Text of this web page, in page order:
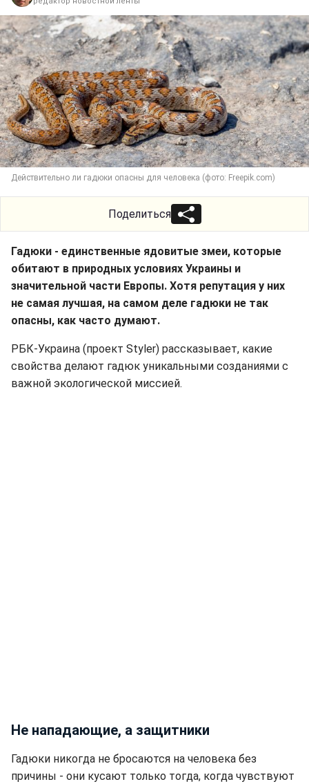
Действительно ли гадюки опасны для человека (фото: Freepik.com)
Поделиться
Гадюки - единственные ядовитые змеи, которые
обитают в природных условиях Украины и
значительной части Европы. Хотя репутация у них
не самая лучшая, на самом деле гадюки не так
опасны, как часто думают.
РБК-Украина (проект Styler) рассказывает, какие
свойства делают гадюк уникальными созданиями с
важной экологической миссией.
Не нападающие, а защитники
Гадюки никогда не бросаются на человека без
причины - они кусают только тогда, когда чувствуют